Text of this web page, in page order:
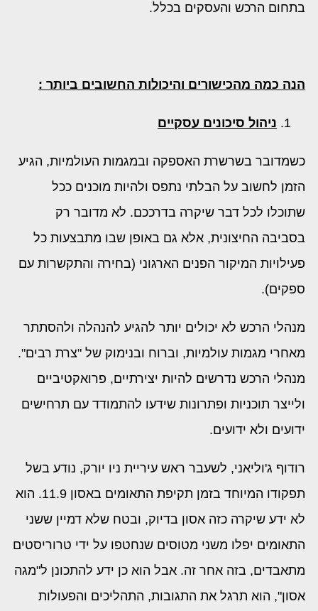
בתחום הרכש והעסקים בכלל.
הנה כמה מהכישורים והיכולות החשובים ביותר :
ניהול סיכונים עסקיים
כשמדובר בשרשרת האספקה ובמגמות העולמיות, הגיע
הזמן לחשוב על הבלתי נתפס ולהיות מוכנים ככל
שתוכלו לכל דבר שיקרה בדרככם. לא מדובר רק
בסביבה החיצונית, אלא גם באופן שבו מתבצעות כל
פעילויות המיקור הפנים הארגוני (בחירה והתקשרות עם
ספקים).
מנהלי הרכש לא יכולים יותר להגיע להנהלה ולהסתתר
מאחרי מגמות עולמיות, וברוח ובנימוק של "צרת רבים".
מנהלי הרכש נדרשים להיות יצירתיים, פרואקטיביים
ולייצר תוכניות ופתרונות שידעו להתמודד עם תרחישים
ידועים ולא ידועים.
רודוף ג'וליאני, לשעבר ראש עיריית ניו יורק, נודע בשל
תפקודו המיוחד בזמן תקיפת התאומים באסון 11.9. הוא
לא ידע שיקרה כזה אסון בדיוק, ובטח שלא דמיין ששני
התאומים יפלו משני מטוסים שנחטפו על ידי טרוריסטים
מתאבדים, בזה אחר זה. אבל הוא כן ידע להתכונן ל"מגה
אסון", הוא תרגל את התגובות, התהליכים והפעולות